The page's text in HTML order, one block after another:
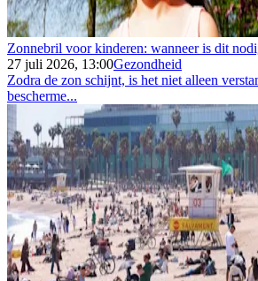
Zonnebril voor kinderen: wanneer is dit
27 juli 2026, 13:00Gezondheid
Zodra de zon schijnt, is het niet alleen
bescherme...